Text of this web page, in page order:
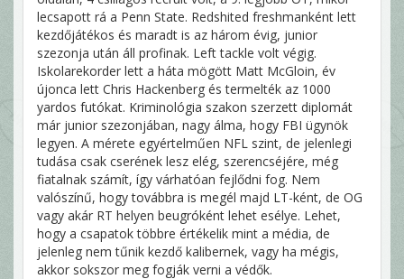
lecsapott rá a Penn State. Redshited freshmanként lett
kezdőjátékos és maradt is az három évig, junior
szezonja után áll profinak. Left tackle volt végig.
Iskolarekorder lett a háta mögött Matt McGloin, év
újonca lett Chris Hackenberg és termelték az 1000
yardos futókat. Kriminológia szakon szerzett diplomát
már junior szezonjában, nagy álma, hogy FBI ügynök
legyen. A mérete egyértelműen NFL szint, de jelenlegi
tudása csak cserének lesz elég, szerencséjére, még
fiatalnak számít, így várhatóan fejlődni fog. Nem
valószínű, hogy továbbra is megél majd LT-ként, de OG
vagy akár RT helyen beugróként lehet esélye. Lehet,
hogy a csapatok többre értékelik mint a média, de
jelenleg nem tűnik kezdő kalibernek, vagy ha mégis,
akkor sokszor meg fogják verni a védők.